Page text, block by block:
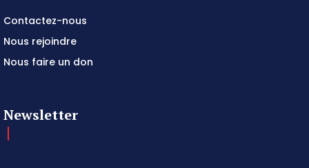
Contactez-nous
Nous rejoindre
Nous faire un don
Newsletter